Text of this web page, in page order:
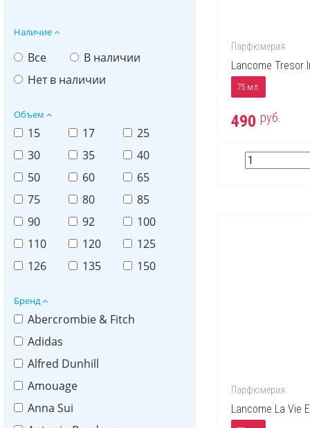
Наличие
Все
В наличии
Нет в наличии
Объем
15 17
25
30
35
40
50
60
65
75
80
85
90
92
100
110
120
125
126
135 150
Бренд
Abercrombie & Fitch
Adidas
Alfred Dunhill
Amouage
Anna Sui
Парфюмерия
Lancome Tresor
75 мл.
490 руб.
Парфюмерия
Lancome La Vie